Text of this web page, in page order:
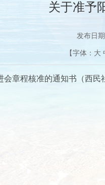
关于准予
发布日
【字体： 大
会章程核准的通知书（西民